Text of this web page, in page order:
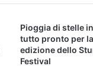
Pioggia di stelle
tutto pronto per
edizione dello
Festival